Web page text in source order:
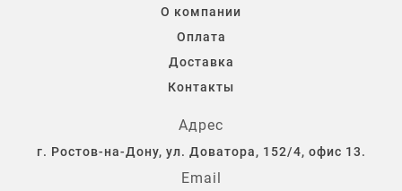
О компании
Оплата
Доставка
Контакты
Адрес
г. Ростов-на-Дону, ул. Доватора, 152/4, офис 13.
Email